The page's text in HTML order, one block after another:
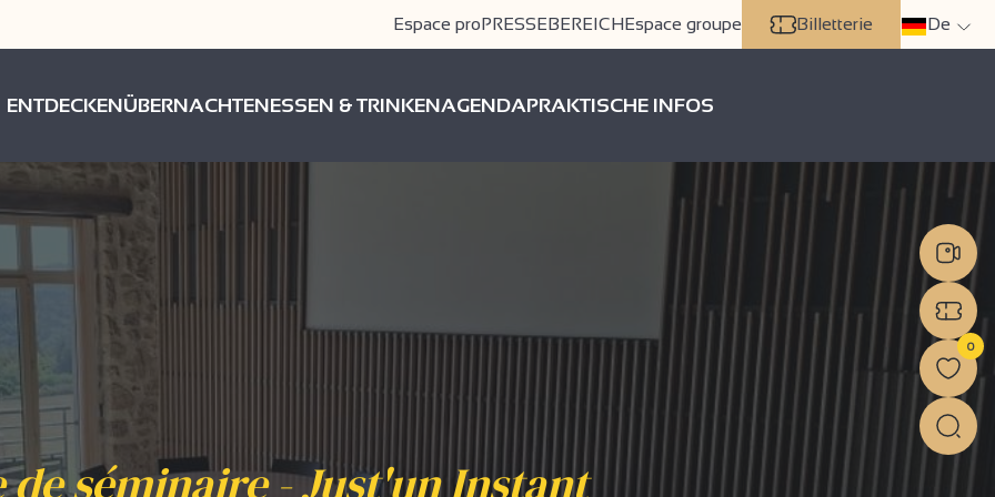
Espace proPRESSEBEREICHEspace groupe Billetterie De
ENTDECKENÜBERNACHTENESSEN & TRINKENAGENDAPRAKTISCHE INFOS
de séminaire - Just'un Instant
0